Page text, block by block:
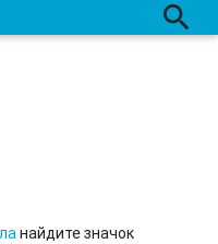
сведений о модулеsearch
найдите значок